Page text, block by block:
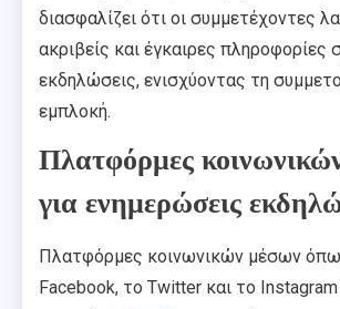
διασφαλίζει ότι οι συμμετέχοντες
ακριβείς και έγκαιρες πληροφορίες
εκδηλώσεις, ενισχύοντας τη
εμπλοκή.
Πλατφόρμες
για ενημερώσεις
Πλατφόρμες κοινωνικών μέσων
Facebook, το Twitter και το Instagram